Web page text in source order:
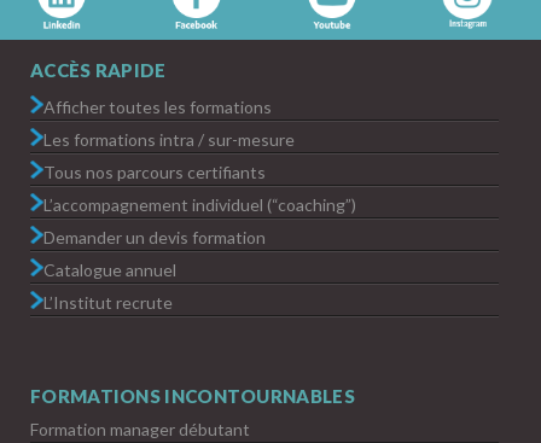
ACCÈS RAPIDE
Afficher toutes les formations
Les formations intra / sur-mesure
Tous nos parcours certifiants
L’accompagnement individuel (“coaching”)
Demander un devis formation
Catalogue annuel
L’Institut recrute
FORMATIONS INCONTOURNABLES
Formation manager débutant